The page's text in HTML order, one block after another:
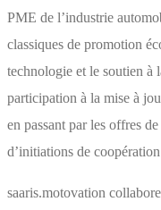
PME de l’industrie
classiques de promotion
technologie et le soutien à
participation à la mise à
en passant par les offres
d’initiations de
saaris.motovation